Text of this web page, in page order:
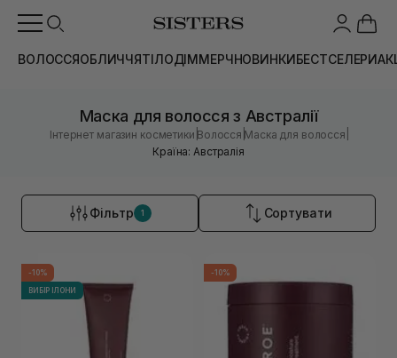
ВОЛОССЯОБЛИЧЧЯТІЛОДІММЕРЧНОВИНКИБЕСТСЕЛЕРИ
Маска для волосся з Австралії
Інтернет магазин косметики |Волосся |Маска для волосся
Країна: Австралія
Фільтр 1 Сортувати
-10%
ВИБІР ІЛОНИ
-10%